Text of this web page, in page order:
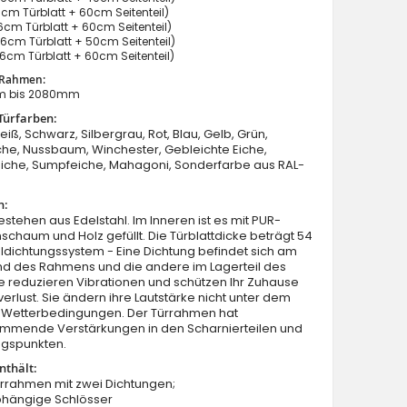
Türblatt + 60cm Seitenteil)
Türblatt + 60cm Seitenteil)
Türblatt + 50cm Seitenteil)
Türblatt + 60cm Seitenteil)
bis 2080mm
Schwarz, Silbergrau, Rot, Blau, Gelb, Grün,
Nussbaum, Winchester, Gebleichte Eiche,
Sumpfeiche, Mahagoni, Sonderfarbe aus RAL-
aus Edelstahl. Im Inneren ist es mit PUR-
und Holz gefüllt. Die Türblattdicke beträgt 54
- Eine Dichtung befindet sich am
des Rahmens und die andere im Lagerteil des
reduzieren Vibrationen und schützen Ihr Zuhause
Sie ändern ihre Lautstärke nicht unter dem
Wetterbedingungen. Der Türrahmen hat
Verstärkungen in den Scharnierteilen und
mit zwei Dichtungen;
Schlösser